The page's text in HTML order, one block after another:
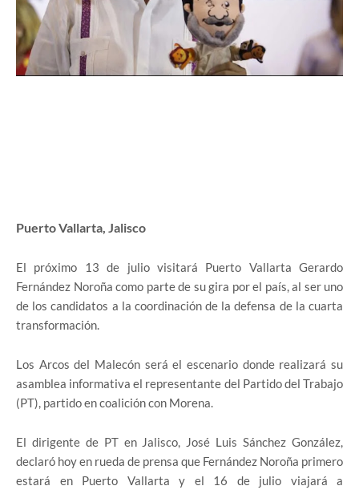
Puerto Vallarta, Jalisco
El próximo 13 de julio visitará Puerto Vallarta Gerardo
Fernández Noroña como parte de su gira por el país, al ser uno
de los candidatos a la coordinación de la defensa de la cuarta
transformación.
Los Arcos del Malecón será el escenario donde realizará su
asamblea informativa el representante del Partido del Trabajo
(PT), partido en coalición con Morena.
El dirigente de PT en Jalisco, José Luis Sánchez González,
declaró hoy en rueda de prensa que Fernández Noroña primero
estará en Puerto Vallarta y el 16 de julio viajará a